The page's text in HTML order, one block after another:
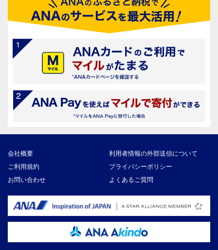
会社概要
利用者情報の外部送信について
ご利用規約
プライバシーポリシー
お問い合わせ
よくあるご質問